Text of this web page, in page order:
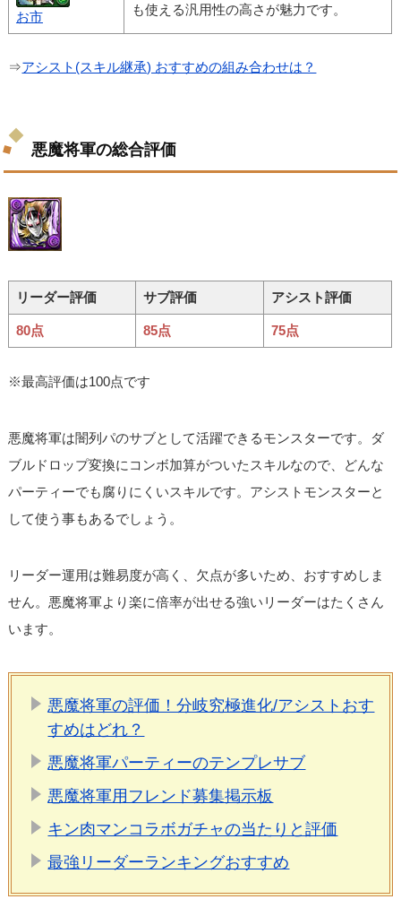
お市
も使える汎用性の高さが魅力です。
⇒アシスト(スキル継承) おすすめの組み合わせは？
悪魔将軍の総合評価
リーダー評価 サブ評価 アシスト評価
80点 85点 75点
※最高評価は100点です
悪魔将軍は闇列パのサブとして活躍できるモンスターです。ダ
ブルドロップ変換にコンボ加算がついたスキルなので、どんな
パーティーでも腐りにくいスキルです。アシストモンスターと
して使う事もあるでしょう。
リーダー運用は難易度が高く、欠点が多いため、おすすめしま
せん。悪魔将軍より楽に倍率が出せる強いリーダーはたくさん
います。
悪魔将軍の評価！分岐究極進化/アシストおす
すめはどれ？
悪魔将軍パーティーのテンプレサブ
悪魔将軍用フレンド募集掲示板
キン肉マンコラボガチャの当たりと評価
最強リーダーランキングおすすめ